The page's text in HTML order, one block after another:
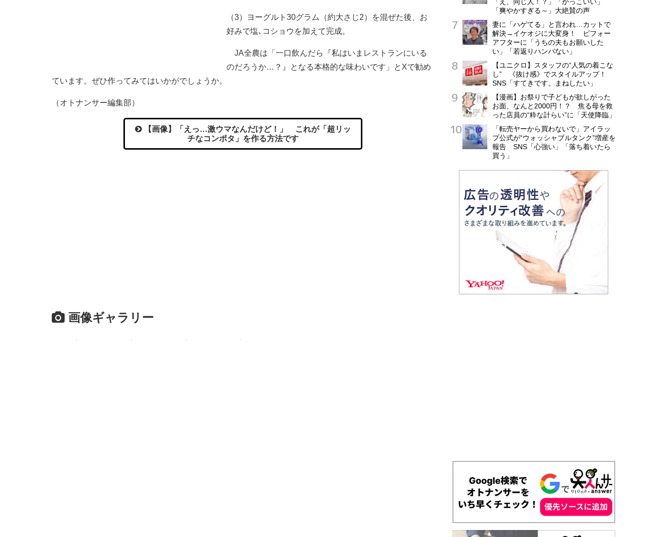
（3）ヨーグルト30グラム（約大さじ2）を混ぜた後、お
好みで塩､コショウを加えて完成。
JA全農は「一口飲んだら『私はいまレストランにいる
のだろうか…？』となる本格的な味わいです」とXで勧め
ています。ぜひ作ってみてはいかがでしょうか。
（オトナンサー編集部）
【画像】「えっ…激ウマなんだけど！」 これが「超リッ
チなコンポタ」を作る方法です
画像ギャラリー
「爽やかすぎる～」大絶賛の声
妻に「ハゲてる」と言われ…カットで
解決→イケオジに大変身！ ビフォー
アフターに「うちの夫もお願いした
い」「若返りハンパない」
【ユニクロ】スタッフの“人気の着こな
し” 《抜け感》でスタイルアップ！
SNS「すてきです。まねしたい」
【漫画】お祭りで子どもが欲しがった
お面、なんと2000円！？ 焦る母を救
った店員の“粋な計らい”に「天使降臨」
「転売ヤーから買わないで」アイラッ
プ公式が“ウォッシャブルタンク”増産を
報告 SNS「心強い」「落ち着いたら
買う」